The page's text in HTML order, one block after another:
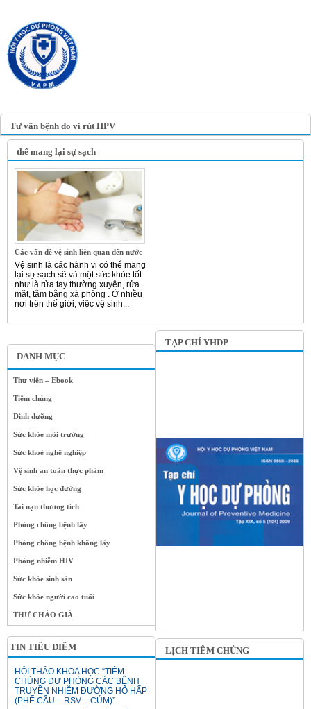
Tư vấn bệnh do vi rút HPV
DANH MỤC
Thư viện – Ebook
Tiêm chủng
Dinh dưỡng
Sức khỏe môi trường
Sức khoẻ nghề nghiệp
Vệ sinh an toàn thực phẩm
Sức khỏe học đường
Tai nạn thương tích
Phòng chống bệnh lây
Phòng chống bệnh không lây
Phòng nhiễm HIV
Sức khỏe sinh sản
Sức khỏe người cao tuổi
THƯ CHÀO GIÁ
TIN TIÊU ĐIỂM
HỘI THẢO KHOA HỌC “TIÊM
CHỦNG DỰ PHÒNG CÁC BỆNH
TRUYỀN NHIỄM ĐƯỜNG HÔ HẤP
(PHẾ CẦU – RSV – CÚM)”
thể mang lại sự sạch
Các vấn đề vệ sinh liên quan đến nước
Vệ sinh là các hành vi có thể mang
lại sự sạch sẽ và một sức khỏe tốt
như là rửa tay thường xuyên, rửa
mặt, tắm bằng xà phòng . Ở nhiều
nơi trên thế giới, việc vệ sinh...
TẠP CHÍ YHDP
LỊCH TIÊM CHỦNG